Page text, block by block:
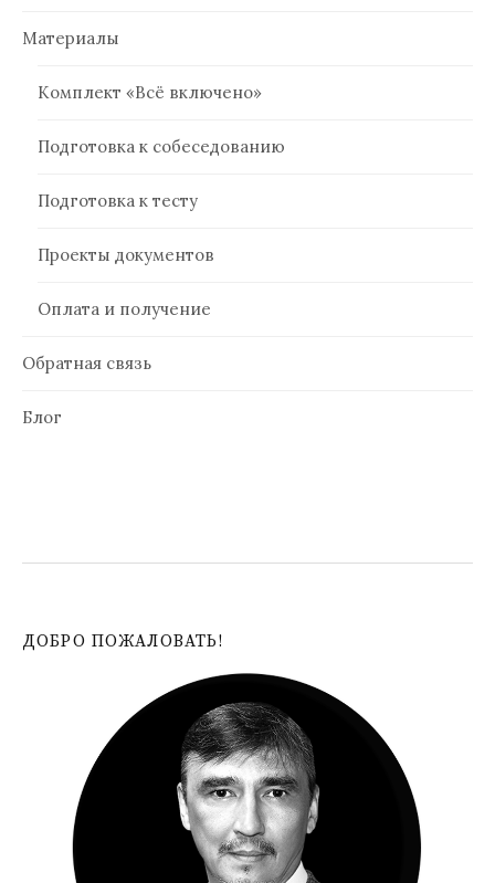
Материалы
Комплект «Всё включено»
Подготовка к собеседованию
Подготовка к тесту
Проекты документов
Оплата и получение
Обратная связь
Блог
ДОБРО ПОЖАЛОВАТЬ!